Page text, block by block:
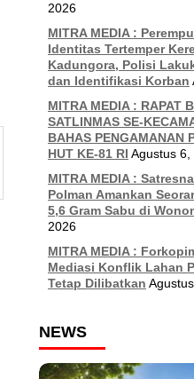
2026
MITRA MEDIA :
Identitas Tertemper
Kadungora, Polisi
dan Identifikasi Korban
MITRA MEDIA : RAPAT
SATLINMAS SE-
BAHAS PENGAMANAN
HUT KE-81 RI Agustus 6,
MITRA MEDIA :
Polman Amankan
5,6 Gram Sabu di
2026
MITRA MEDIA :
Mediasi Konflik Lahan
Tetap Dilibatkan
NEWS